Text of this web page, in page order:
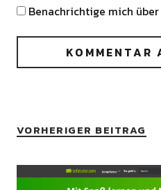
Benachrichtige mich
VORHERIGER BEITRAG